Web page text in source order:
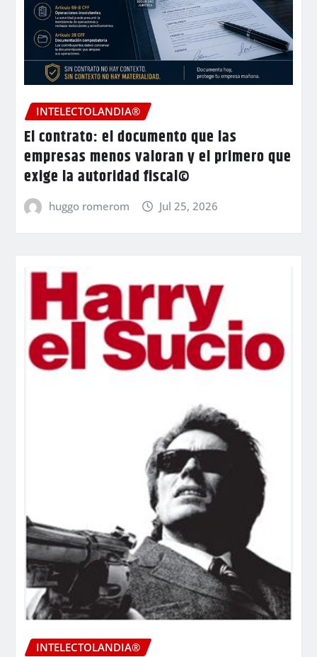
INTELECTOLANDIA®
El contrato: el documento que las
empresas menos valoran y el primero que
exige la autoridad fiscal©
huggo romerom Jul 25, 2026
INTELECTOLANDIA®